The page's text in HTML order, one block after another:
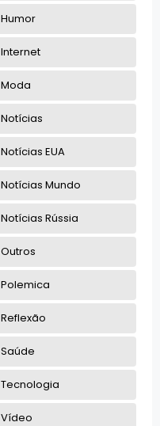
Humor
Internet
Moda
Notícias
Notícias EUA
Notícias Mundo
Notícias Rússia
Outros
Polemica
Reflexão
Saúde
Tecnologia
Vídeo